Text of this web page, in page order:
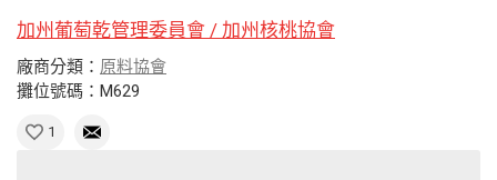
加州葡萄乾管理委員會 / 加州核桃協會
廠商分類： 原料協會
攤位號碼：M629
1